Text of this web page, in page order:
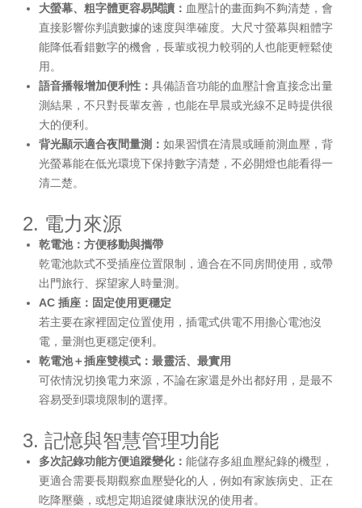
大螢幕、粗字體更容易閱讀： 血壓計的畫面夠不夠清楚，會
直接影響你判讀數據的速度與準確度。大尺寸螢幕與粗體字
能降低看錯數字的機會，長輩或視力較弱的人也能更輕鬆使
用。
語音播報增加便利性：具備語音功能的血壓計會直接念出量
測結果，不只對長輩友善，也能在早晨或光線不足時提供很
大的便利。
背光顯示適合夜間量測：如果習慣在清晨或睡前測血壓，背
光螢幕能在低光環境下保持數字清楚，不必開燈也能看得一
清二楚。
2. 電力來源
乾電池：方便移動與攜帶
乾電池款式不受插座位置限制，適合在不同房間使用，或帶
出門旅行、探望家人時量測。
AC 插座：固定使用更穩定
若主要在家裡固定位置使用，插電式供電不用擔心電池沒
電，量測也更穩定便利。
乾電池＋插座雙模式：最靈活、最實用
可依情況切換電力來源，不論在家還是外出都好用，是最不
容易受到環境限制的選擇。
3. 記憶與智慧管理功能
多次記錄功能方便追蹤變化：能儲存多組血壓紀錄的機型，
更適合需要長期觀察血壓變化的人，例如有家族病史、正在
吃降壓藥，或想定期追蹤健康狀況的使用者。